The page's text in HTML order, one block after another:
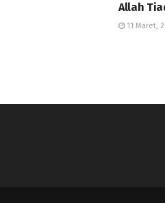
Allah
11 Maret,